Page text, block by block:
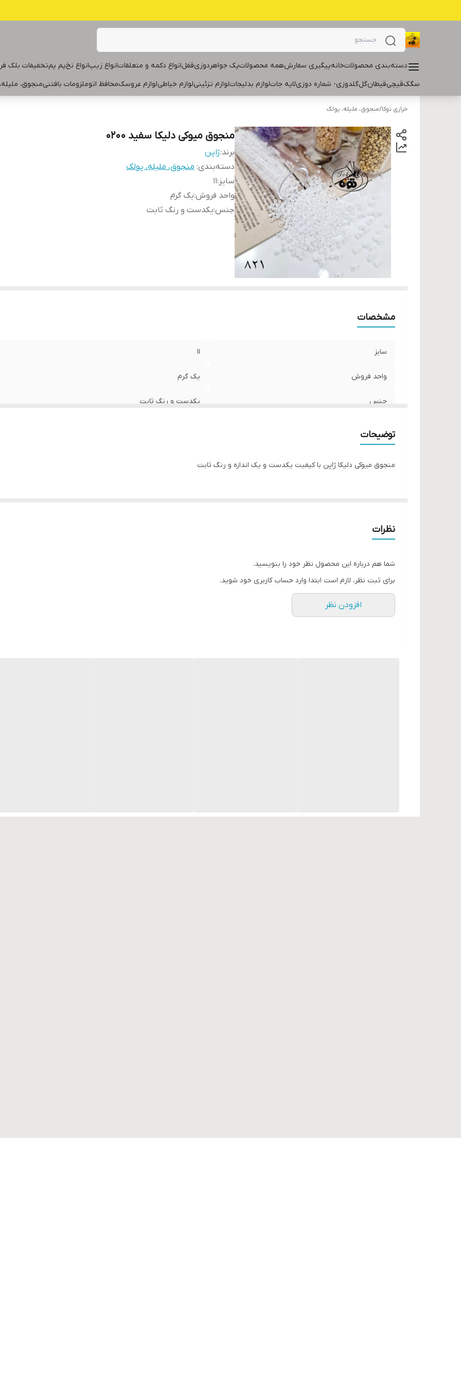
دسته‌بندی محصولاتخانهپیگیری سفارشهمه محصولاتپک جواهردوزیقفلانواع دکمه و متعلقاتانواع زیپانواع نخپم پمتخفیفات بلک
سگکقیچیقیطانگلگلدوزی- شماره دوزیلایه جاتلوازم بدلیجاتلوازم تزئینیلوازم خیاطیلوازم عروسکمحافظ اتوملزومات بافتنیمنجوق،
خرازی توکا/منجوق، ملیله، پولک
منجوق میوکی دلیکا سفید ۰۲۰۰
برند:ژاپن
دسته‌بندی: منجوق، ملیله، پولک
سایز :۱۱
واحد فروش:یک گرم
جنس:یکدست و رنگ ثابت
مشخصات
سایز ۱۱
واحد فروش یک گرم
جنس یکدست و رنگ ثابت
توضیحات
منجوق میوکی دلیکا ژاپن با کیفیت یکدست و یک اندازه و رنگ ثابت
نظرات
شما هم درباره این محصول نظر خود را بنویسید.
برای ثبت نظر، لازم است ابتدا وارد حساب کاربری خود شوید.
افزودن نظر